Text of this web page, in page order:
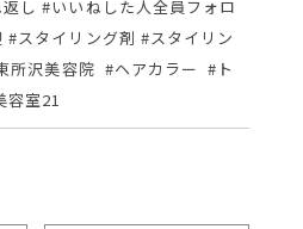
し #いいねした人全員フォロ
#スタイリング剤 #スタイリン
所沢美容院 #ヘアカラー #ト
容室21